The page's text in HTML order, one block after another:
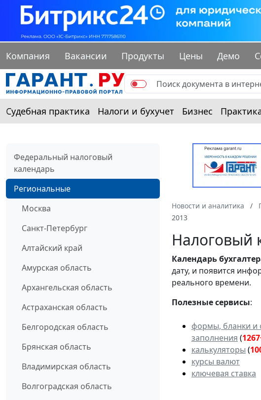
Компания Вакансии Продукты Цены Демо
Судебная практика Налоги и бухучет Бизнес
Федеральный налоговый
календарь
Региональные
Москва
Санкт-Петербург
Алтайский край
Амурская область
Архангельская область
Астраханская область
Белгородская область
Брянская область
Владимирская область
Волгоградская область
Новости и аналитика
2013
Налоговый
Календарь
дату, и появится
реального времени.
Полезные сервисы:
формы, бланки и
заполнения (
калькуляторы (
курсы валют
ключевая ставка